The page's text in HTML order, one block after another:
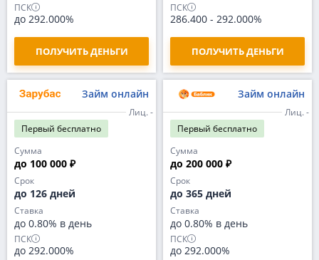
ПСК
до 292.000%
ПОЛУЧИТЬ ДЕНЬГИ
ПСК
286.400 - 292.000%
ПОЛУЧИТЬ ДЕНЬГИ
Займ онлайн
Лиц. -
Первый бесплатно
Сумма
до 100 000 ₽
Срок
до 126 дней
Ставка
до 0.80% в день
ПСК
до 292.000%
Займ онлайн
Лиц. -
Первый бесплатно
Сумма
до 200 000 ₽
Срок
до 365 дней
Ставка
до 0.80% в день
ПСК
до 292.000%